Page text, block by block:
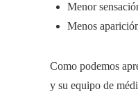
Menor
Menos
Como podemos
y su equipo de